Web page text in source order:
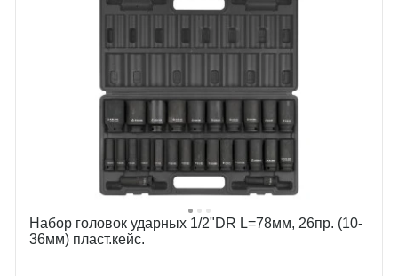
Набор головок ударных 1/2"DR L=78мм, 26пр. (10-
36мм) пласт.кейс.